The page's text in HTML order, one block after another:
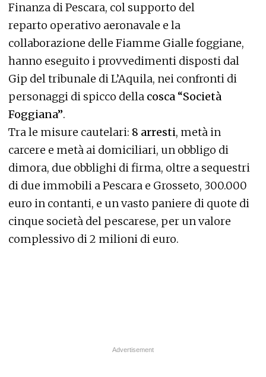
Finanza di Pescara, col supporto del
reparto operativo aeronavale e la
collaborazione delle Fiamme Gialle foggiane,
hanno eseguito i provvedimenti disposti dal
Gip del tribunale di L’Aquila, nei confronti di
personaggi di spicco della cosca “Società
Foggiana”.
Tra le misure cautelari: 8 arresti, metà in
carcere e metà ai domiciliari, un obbligo di
dimora, due obblighi di firma, oltre a sequestri
di due immobili a Pescara e Grosseto, 300.000
euro in contanti, e un vasto paniere di quote di
cinque società del pescarese, per un valore
complessivo di 2 milioni di euro.